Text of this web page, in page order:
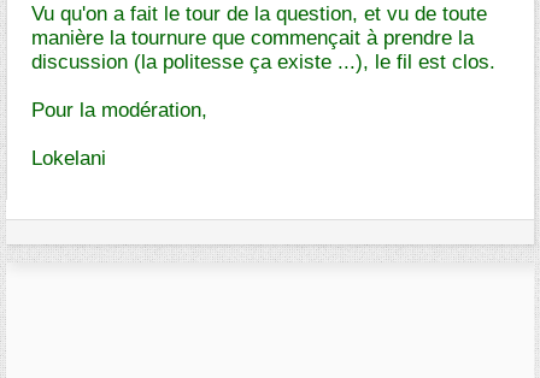
Vu qu'on a fait le tour de la question, et vu de toute
manière la tournure que commençait à prendre la
discussion (la politesse ça existe ...), le fil est clos.
Pour la modération,
Lokelani